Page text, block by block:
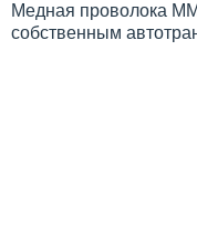
Медная проволока
собственным